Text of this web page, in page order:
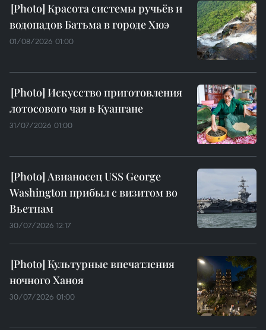
Красота системы ручьёв и
водопадов Батьма в городе Хюэ
01/08/2026 01:00
Искусство приготовления
лотосового чая в Куангане
31/07/2026 01:00
Авианосец USS George
Washington прибыл с визитом во
Вьетнам
30/07/2026 12:17
Культурные впечатления
ночного Ханоя
30/07/2026 01:00